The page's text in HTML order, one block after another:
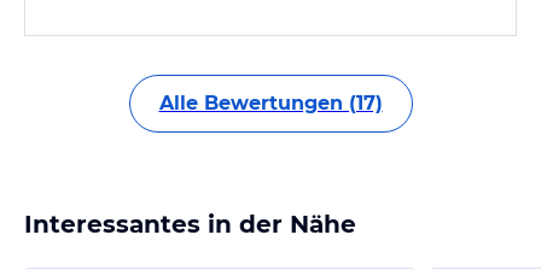
Alle Bewertungen (17)
Interessantes in der Nähe